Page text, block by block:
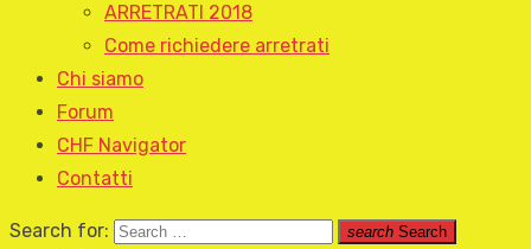
ARRETRATI 2018
Come richiedere arretrati
Chi siamo
Forum
CHF Navigator
Contatti
Search for: search Search